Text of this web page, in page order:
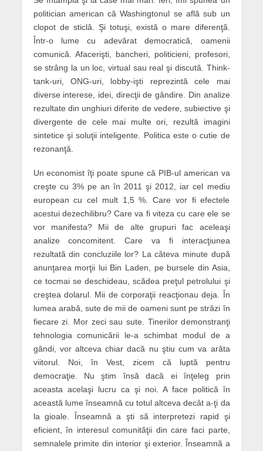
politician american că Washing­tonul se află sub un
clopot de sticlă. Şi totuşi, există o mare diferenţă.
Într-o lume cu adevărat democratică, oamenii
comunică. Afacerişti, bancheri, politicieni, profesori,
se strâng la un loc, virtual sau real şi discută. Think-
tank-uri, ONG-uri, lobby-işti reprezintă cele mai
diverse interese, idei, direcţii de gândire. Din analize
rezultate din unghiuri diferite de vedere, subiective şi
divergente de cele mai multe ori, rezultă imagini
sintetice şi soluţii inteligente. Politica este o cutie de
rezonanţă.
Un economist îţi poate spune că PIB-ul american va
creşte cu 3% pe an în 2011 şi 2012, iar cel mediu
european cu cel mult 1,5 %. Care vor fi efectele
acestui dezechilibru? Care va fi viteza cu care ele se
vor manifesta? Mii de alte grupuri fac aceleaşi
analize concomitent. Care va fi interacţiunea
rezultată din concluziile lor? La câteva minute după
anunţarea morţii lui Bin Laden, pe bursele din Asia,
ce tocmai se deschideau, scădea preţul petrolului şi
creştea dolarul. Mii de corporaţii reacţionau deja. În
lumea arabă, sute de mii de oameni sunt pe străzi în
fiecare zi. Mor zeci sau sute. Tinerilor demonstranţi
tehnologia comunicării le-a schimbat modul de a
gândi, vor altceva chiar dacă nu ştiu cum va arăta
viitorul. Noi, în Vest, zicem că luptă pentru
democraţie. Nu ştim însă dacă ei înţeleg prin
aceasta acelaşi lucru ca şi noi. A face politică în
această lume înseamnă cu totul altceva decât a-ţi da
la gioale. Înseamnă a şti să interpretezi rapid şi
eficient, în interesul comunităţii din care faci parte,
semnalele primite din interior şi exterior. Înseamnă a